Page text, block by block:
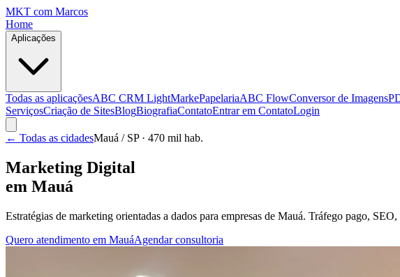
MKT com Marcos
Home
Aplicações
Todas as aplicaçõesABC CRM LightMarkePapelariaABC FlowConversor de Imagens
ServiçosCriação de SitesBlogBiografiaContatoEntrar em ContatoLogin
← Todas as cidadesMauá / SP· 470 mil hab.
Marketing Digital
em Mauá
Estratégias de marketing orientadas a dados para empresas de Mauá. Tráfego pago, SEO,
Quero atendimento em MauáAgendar consultoria